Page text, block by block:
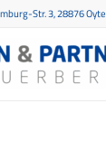
Str. 3, 28876